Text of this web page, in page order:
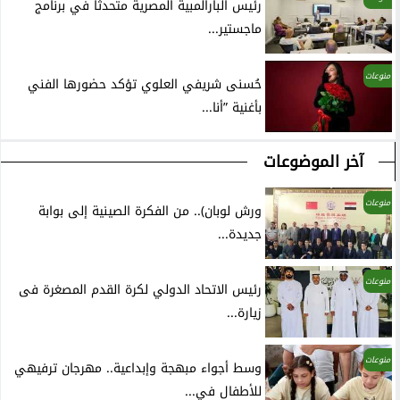
رئيس البارالمبية المصرية متحدثًا في برنامج
ماجستير...
منوعات
حُسنى شريفي العلوي تؤكد حضورها الفني
بأغنية ”أنا...
آخر الموضوعات
منوعات
ورش لوبان).. من الفكرة الصينية إلى بوابة
جديدة...
منوعات
رئيس الاتحاد الدولي لكرة القدم المصغرة فى
زيارة...
منوعات
وسط أجواء مبهجة وإبداعية.. مهرجان ترفيهي
للأطفال في...